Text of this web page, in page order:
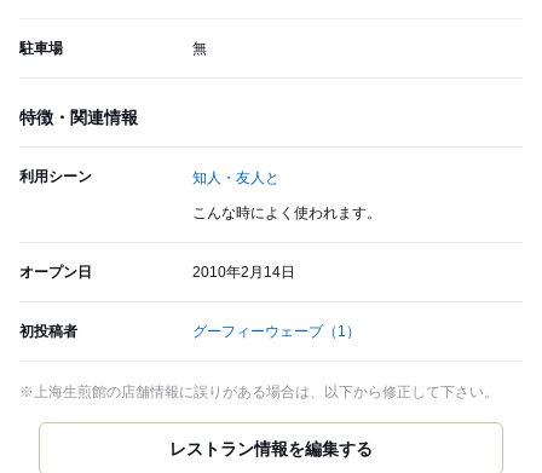
駐車場 無
特徴・関連情報
利用シーン 知人・友人と
こんな時によく使われます。
オープン日 2010年2月14日
初投稿者 グーフィーウェーブ （1）
※上海生煎館の店舗情報に誤りがある場合は、以下から修正して下さい。
レストラン情報を編集する